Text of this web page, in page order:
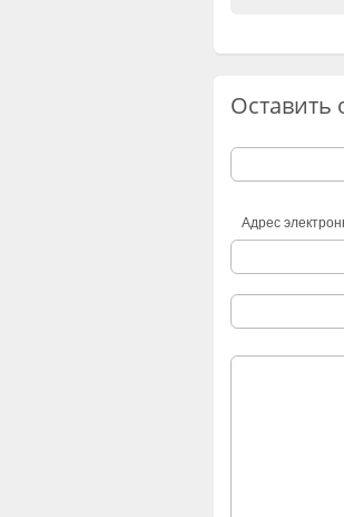
Оставить
Адрес